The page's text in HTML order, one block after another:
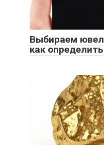
Выбираем
как